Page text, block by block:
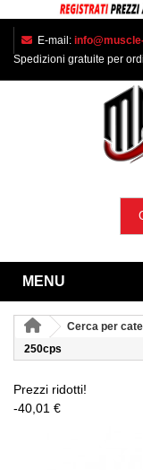
E-mail:
Spedizioni gratuite per
MENU
Cerca per
250cps
Prezzi ridotti!
-40,01 €